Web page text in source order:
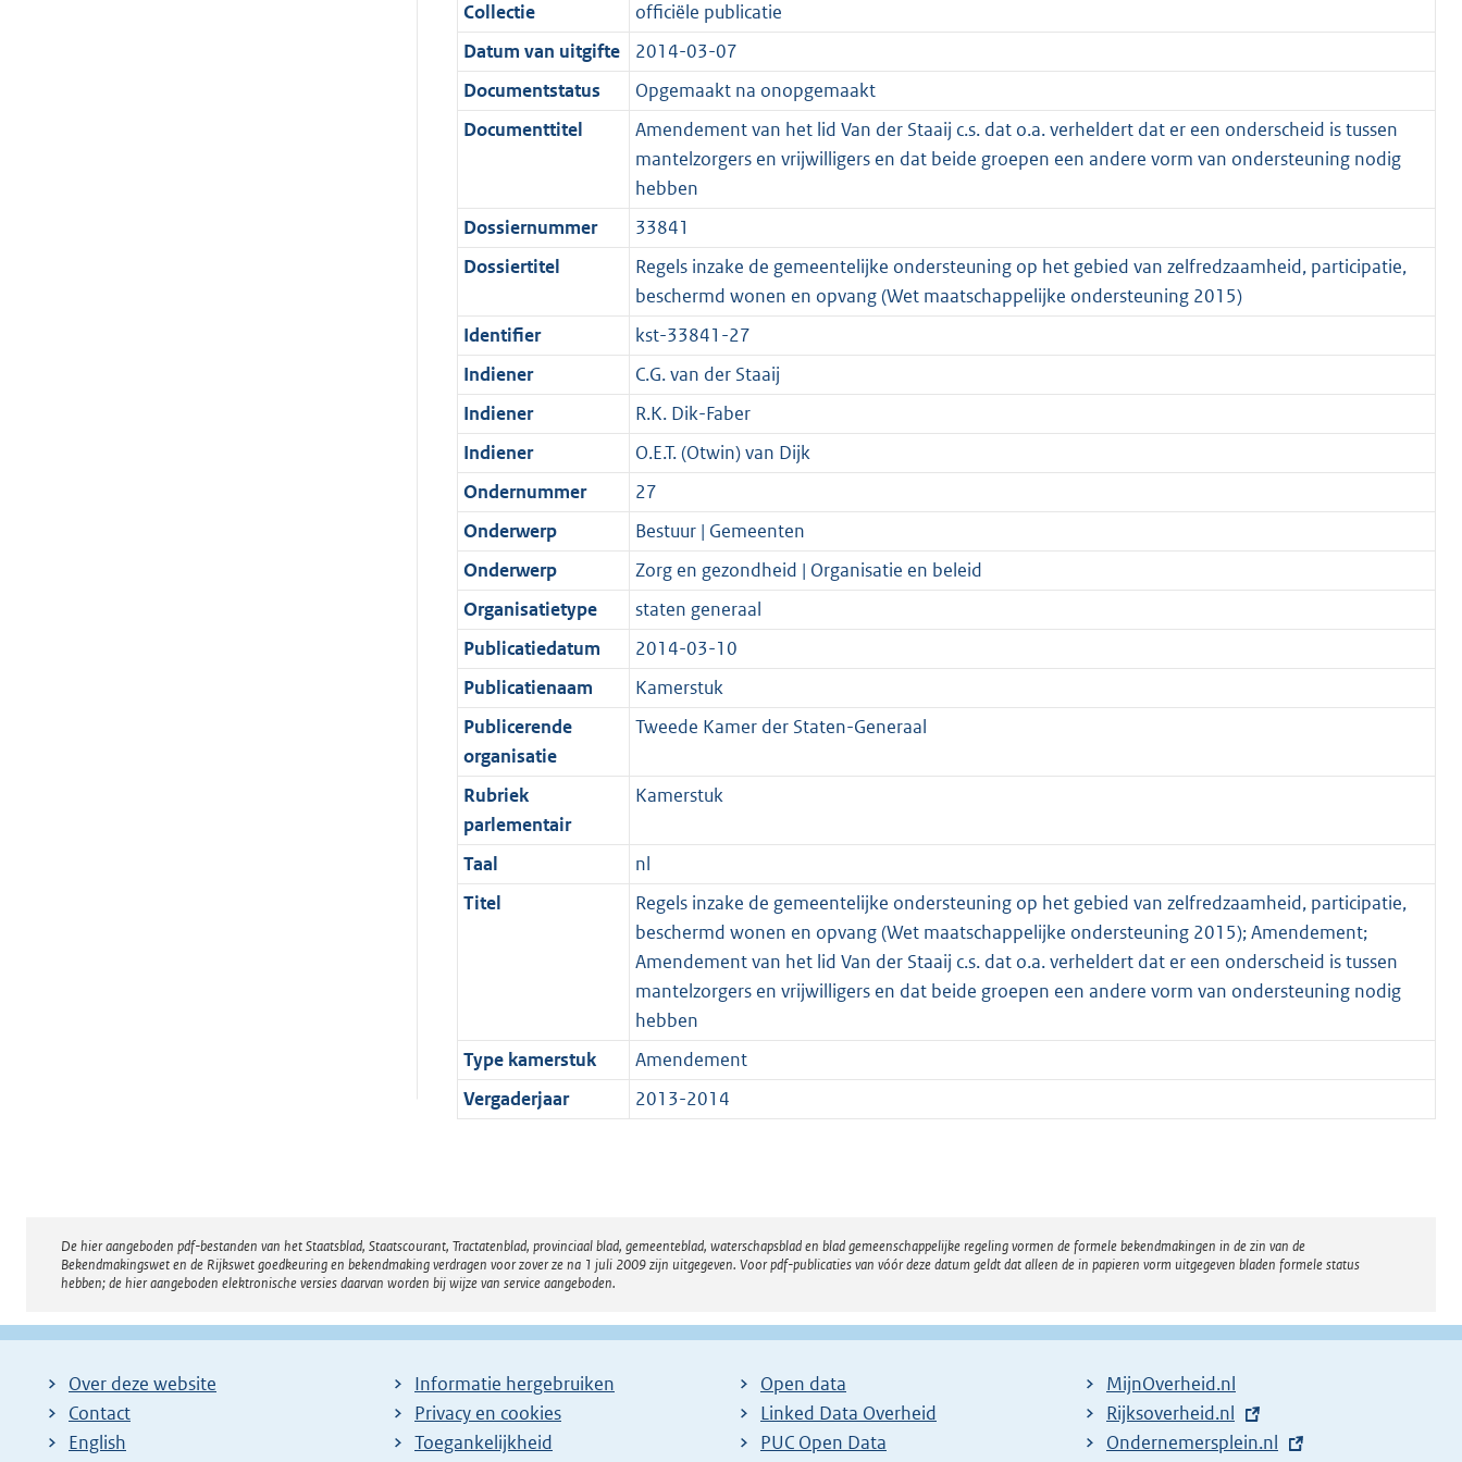
i
e
i
n
r
m
a
t
3
9
K
b
t
i
e
i
o
r
m
a
t
:
7
K
b
a
t
i
e
f
o
r
a
a
t
e
:
5
K
c
a
t
i
n
f
o
m
a
a
t
t
e
:
2
d
s
g
r
o
o
t
e
:
3
K
b
n
d
s
g
r
o
t
e
:
K
b
Collectie
officiële publicatie
Datum van uitgifte
2014-03-07
Documentstatus
Opgemaakt na onopgemaakt
Documenttitel
Amendement van het lid Van der Staaij c.s. dat o.a. verheldert dat er een onderscheid is tussen
mantelzorgers en vrijwilligers en dat beide groepen een andere vorm van ondersteuning nodig
hebben
Dossiernummer
33841
Dossiertitel
Regels inzake de gemeentelijke ondersteuning op het gebied van zelfredzaamheid, participatie,
beschermd wonen en opvang (Wet maatschappelijke ondersteuning 2015)
Identifier
kst-33841-27
Indiener
C.G. van der Staaij
Indiener
R.K. Dik-Faber
Indiener
O.E.T. (Otwin) van Dijk
Ondernummer
27
Onderwerp
Bestuur | Gemeenten
Onderwerp
Zorg en gezondheid | Organisatie en beleid
Organisatietype
staten generaal
Publicatiedatum
2014-03-10
Publicatienaam
Kamerstuk
Publicerende
organisatie
Tweede Kamer der Staten-Generaal
Rubriek
parlementair
Kamerstuk
Taal
nl
Titel
Regels inzake de gemeentelijke ondersteuning op het gebied van zelfredzaamheid, participatie,
beschermd wonen en opvang (Wet maatschappelijke ondersteuning 2015); Amendement;
Amendement van het lid Van der Staaij c.s. dat o.a. verheldert dat er een onderscheid is tussen
mantelzorgers en vrijwilligers en dat beide groepen een andere vorm van ondersteuning nodig
hebben
Type kamerstuk
Amendement
Vergaderjaar
2013-2014
Disclaimer
De hier aangeboden pdf-bestanden van het Staatsblad, Staatscourant, Tractatenblad, provinciaal blad, gemeenteblad, waterschapsblad en blad gemeenschappelijke regeling vormen de formele bekendmakingen in de zin van de
Bekendmakingswet en de Rijkswet goedkeuring en bekendmaking verdragen voor zover ze na 1 juli 2009 zijn uitgegeven. Voor pdf-publicaties van vóór deze datum geldt dat alleen de in papieren vorm uitgegeven bladen formele status
hebben; de hier aangeboden elektronische versies daarvan worden bij wijze van service aangeboden.
Over deze website
Contact
English
Informatie hergebruiken
Privacy en cookies
Toegankelijkheid
Open data
Linked Data Overheid
PUC Open Data
MijnOverheid.nl
E
x
Rijksoverheid.nl
E
Ondernemersplein.nl